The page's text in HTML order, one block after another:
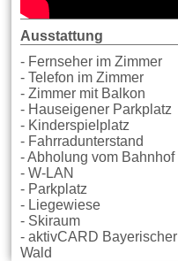
Ausstattung
- Fernseher im Zimmer
- Telefon im Zimmer
- Zimmer mit Balkon
- Hauseigener Parkplatz
- Kinderspielplatz
- Fahrradunterstand
- Abholung vom Bahnhof
- W-LAN
- Parkplatz
- Liegewiese
- Skiraum
- aktivCARD Bayerischer
Wald